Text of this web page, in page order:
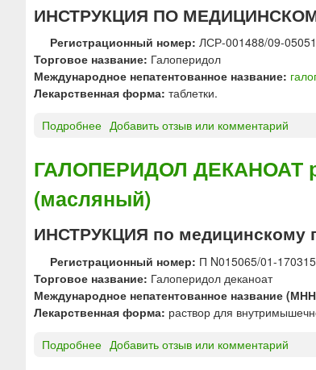
ИНСТРУКЦИЯ ПО
Регистрационный номер: ЛСР-001488/09-
Торговое название: Галоперидол
Международное непатентованное название:
Лекарственная форма: таблетки.
Подробнее
А
Л
О
П
Е
Р
И
Д
О
Л
Добавить отзыв или комментарий
ГАЛОПЕРИДОЛ ДЕКАНОАТ
(масляный)
ИНСТРУКЦИЯ по
Регистрационный номер: П N015065/01-170315
Торговое название: Галоперидол деканоат
Международное непатентованное название
Лекарственная форма: раствор для
Подробнее Добавить отзыв или комментарий